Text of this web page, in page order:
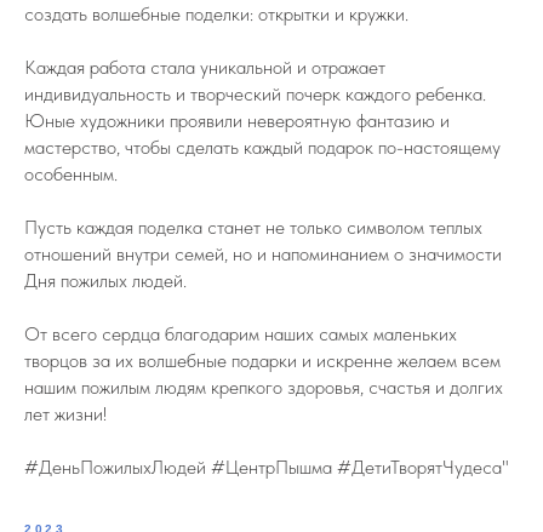
создать волшебные поделки: открытки и кружки.
Каждая работа стала уникальной и отражает
индивидуальность и творческий почерк каждого ребенка.
Юные художники проявили невероятную фантазию и
мастерство, чтобы сделать каждый подарок по-настоящему
особенным.
Пусть каждая поделка станет не только символом теплых
отношений внутри семей, но и напоминанием о значимости
Дня пожилых людей.
От всего сердца благодарим наших самых маленьких
творцов за их волшебные подарки и искренне желаем всем
нашим пожилым людям крепкого здоровья, счастья и долгих
лет жизни!
#ДеньПожилыхЛюдей #ЦентрПышма #ДетиТворятЧудеса"
2023